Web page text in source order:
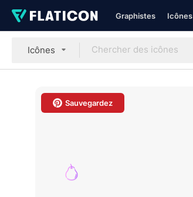
Graphistes Icônes
Icônes
Sauvegardez